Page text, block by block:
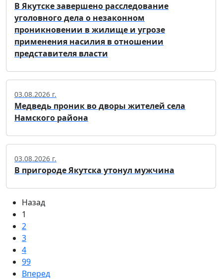
В Якутске завершено расследование
уголовного дела о незаконном
проникновении в жилище и угрозе
применения насилия в отношении
представителя власти
03.08.2026 г.
Медведь проник во дворы жителей села
Намского района
03.08.2026 г.
В пригороде Якутска утонул мужчина
Назад
1
2
3
4
99
Вперед